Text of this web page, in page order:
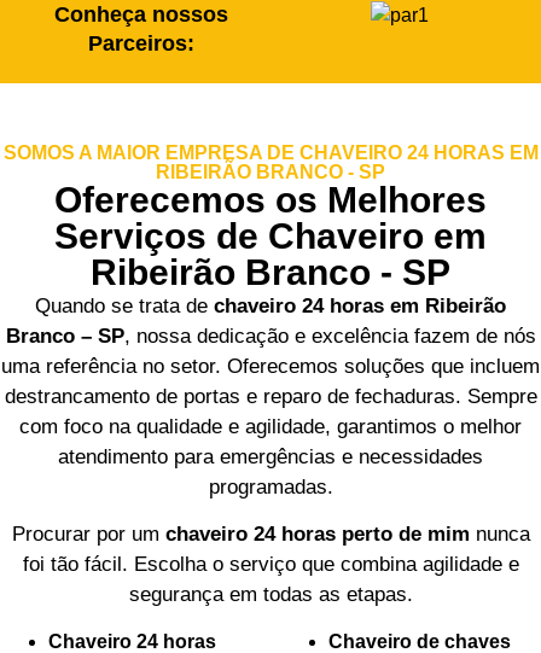
Conheça nossos
Parceiros:
SOMOS A MAIOR EMPRESA DE CHAVEIRO 24 HORAS EM
RIBEIRÃO BRANCO - SP
Oferecemos os Melhores
Serviços de Chaveiro em
Ribeirão Branco - SP
Quando se trata de chaveiro 24 horas em Ribeirão
Branco – SP, nossa dedicação e excelência fazem de nós
uma referência no setor. Oferecemos soluções que incluem
destrancamento de portas e reparo de fechaduras. Sempre
com foco na qualidade e agilidade, garantimos o melhor
atendimento para emergências e necessidades
programadas.
Procurar por um chaveiro 24 horas perto de mim nunca
foi tão fácil. Escolha o serviço que combina agilidade e
segurança em todas as etapas.
Chaveiro 24 horas
Chaveiro de chaves